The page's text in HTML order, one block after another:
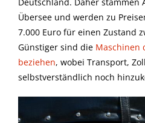
Übersee und werden zu
7.000 Euro für einen Zustand
Günstiger sind die Maschinen
beziehen, wobei Transport,
selbstverständlich noch